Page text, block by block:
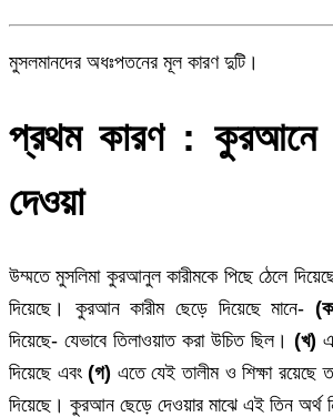
মুসলমানদের অধঃপতনের মূল কারণ দুটি।
প্রথম কারণ : কুরআনে
দেওয়া
উম্মতে মুসলিমা কুরআনুল কারীমকে পিছে ঠেলে
দিয়েছে। কুরআন কারীম ছেড়ে দিয়েছে মানে-
দিয়েছে- যেভাবে তিলাওয়াত করা উচিত ছিল। (খ)
দিয়েছে এবং(গ) এতে যেই তালীম ও শিক্ষা
দিয়েছে। কুরআন ছেড়ে দেওয়ার মাঝে এই তিন অর্থ